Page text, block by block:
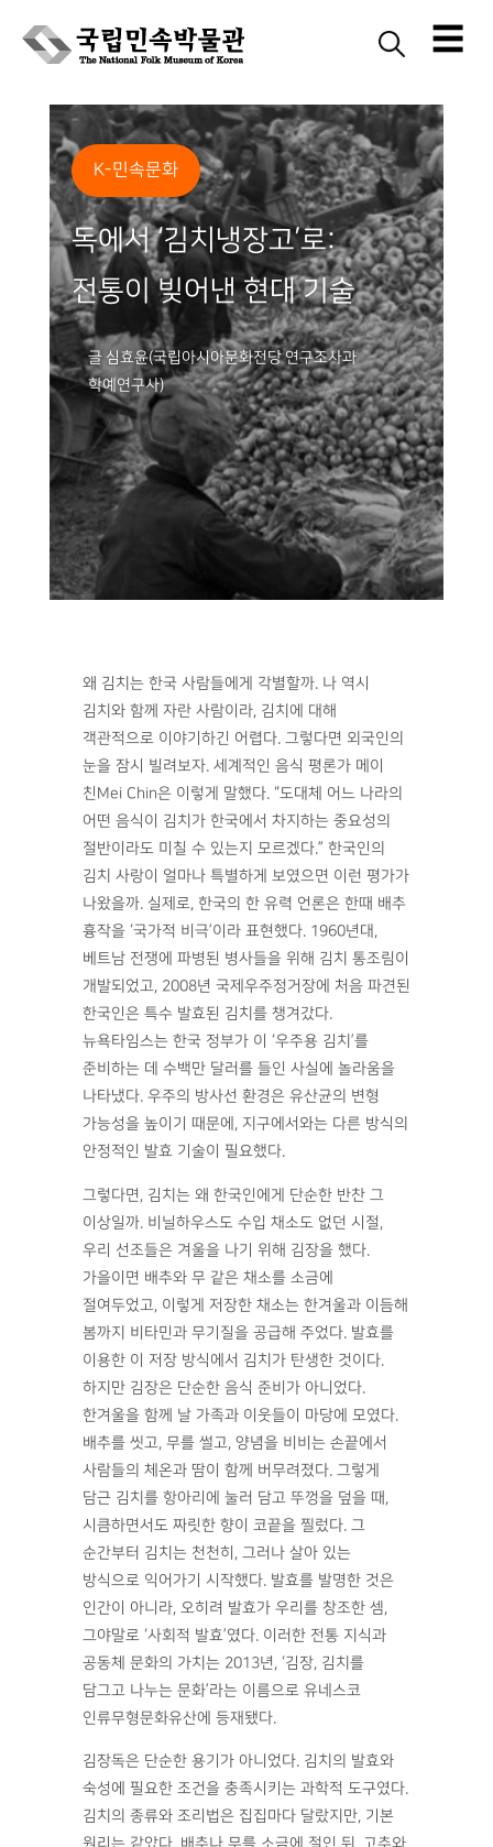
☰
Skip
content
K-민속문화
독에서 ‘김치냉장고’로:
전통이 빚어낸 현대 기술
글 심효윤(국립아시아문화전당 연구조사과
학예연구사)
왜 김치는 한국 사람들에게 각별할까. 나 역시
김치와 함께 자란 사람이라, 김치에 대해
객관적으로 이야기하긴 어렵다. 그렇다면 외국인의
눈을 잠시 빌려보자. 세계적인 음식 평론가 메이
친Mei Chin은 이렇게 말했다. “도대체 어느 나라의
어떤 음식이 김치가 한국에서 차지하는 중요성의
절반이라도 미칠 수 있는지 모르겠다.” 한국인의
김치 사랑이 얼마나 특별하게 보였으면 이런 평가가
나왔을까. 실제로, 한국의 한 유력 언론은 한때 배추
흉작을 ‘국가적 비극’이라 표현했다. 1960년대,
베트남 전쟁에 파병된 병사들을 위해 김치 통조림이
개발되었고, 2008년 국제우주정거장에 처음 파견된
한국인은 특수 발효된 김치를 챙겨갔다.
뉴욕타임스는 한국 정부가 이 ‘우주용 김치’를
준비하는 데 수백만 달러를 들인 사실에 놀라움을
나타냈다. 우주의 방사선 환경은 유산균의 변형
가능성을 높이기 때문에, 지구에서와는 다른 방식의
안정적인 발효 기술이 필요했다.
그렇다면, 김치는 왜 한국인에게 단순한 반찬 그
이상일까. 비닐하우스도 수입 채소도 없던 시절,
우리 선조들은 겨울을 나기 위해 김장을 했다.
가을이면 배추와 무 같은 채소를 소금에
절여두었고, 이렇게 저장한 채소는 한겨울과 이듬해
봄까지 비타민과 무기질을 공급해 주었다. 발효를
이용한 이 저장 방식에서 김치가 탄생한 것이다.
하지만 김장은 단순한 음식 준비가 아니었다.
한겨울을 함께 날 가족과 이웃들이 마당에 모였다.
배추를 씻고, 무를 썰고, 양념을 비비는 손끝에서
사람들의 체온과 땀이 함께 버무려졌다. 그렇게
담근 김치를 항아리에 눌러 담고 뚜껑을 덮을 때,
시큼하면서도 짜릿한 향이 코끝을 찔렀다. 그
순간부터 김치는 천천히, 그러나 살아 있는
방식으로 익어가기 시작했다. 발효를 발명한 것은
인간이 아니라, 오히려 발효가 우리를 창조한 셈,
그야말로 ‘사회적 발효’였다. 이러한 전통 지식과
공동체 문화의 가치는 2013년, ‘김장, 김치를
담그고 나누는 문화’라는 이름으로 유네스코
인류무형문화유산에 등재됐다.
김장독은 단순한 용기가 아니었다. 김치의 발효와
숙성에 필요한 조건을 충족시키는 과학적 도구였다.
김치의 종류와 조리법은 집집마다 달랐지만, 기본